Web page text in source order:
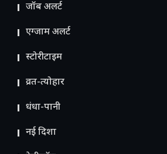
जॉब अलर्ट
एग्जाम अलर्ट
स्टोरीटाइम
व्रत-त्योहार
धंधा-पानी
नई दिशा